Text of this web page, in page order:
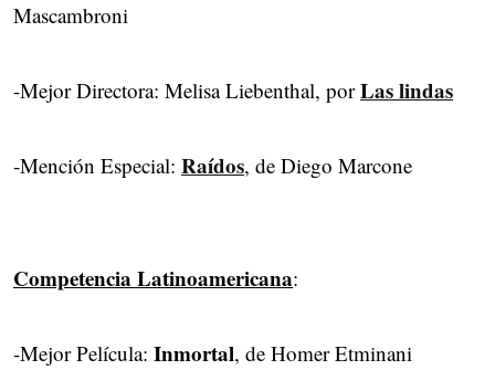
Mascambroni
-Mejor Directora: Melisa Liebenthal, porLas lindas
-Mención Especial: Raídos, de Diego Marcone
Competencia Latinoamericana:
-Mejor Película: Inmortal, de Homer Etminani